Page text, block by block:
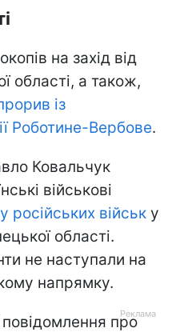
на захід від
області, а також,
із
Роботине-Вербове.
Ковальчук
військові
російських військ у
області.
не наступали на
напрямку.
повідомлення про